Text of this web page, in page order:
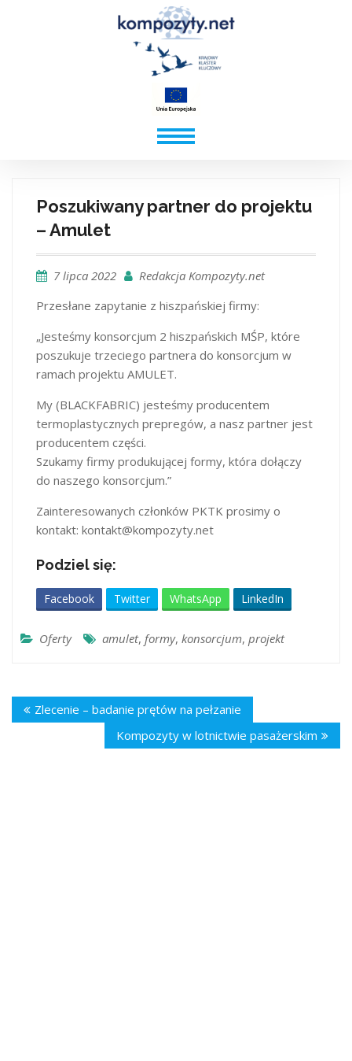
Poszukiwany partner do projektu
– Amulet
7 lipca 2022
Redakcja Kompozyty.net
Przesłane zapytanie z hiszpańskiej firmy:
„Jesteśmy konsorcjum 2 hiszpańskich MŚP, które
poszukuje trzeciego partnera do konsorcjum w
ramach projektu AMULET.
My (BLACKFABRIC) jesteśmy producentem
termoplastycznych prepregów, a nasz partner jest
producentem części.
Szukamy firmy produkującej formy, która dołączy
do naszego konsorcjum.”
Zainteresowanych członków PKTK prosimy o
kontakt: kontakt@kompozyty.net
Podziel się:
Facebook Twitter WhatsApp LinkedIn
Oferty amulet, formy, konsorcjum, projekt
Zlecenie – badanie prętów na pełzanie
Kompozyty w lotnictwie pasażerskim